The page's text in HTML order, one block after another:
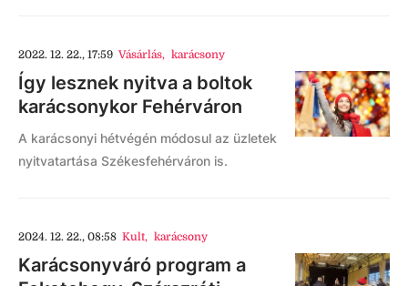
2022. 12. 22., 17:59 Vásárlás, karácsony
Így lesznek nyitva a boltok
karácsonykor Fehérváron
A karácsonyi hétvégén módosul az üzletek
nyitvatartása Székesfehérváron is.
2024. 12. 22., 08:58 Kult, karácsony
Karácsonyváró program a